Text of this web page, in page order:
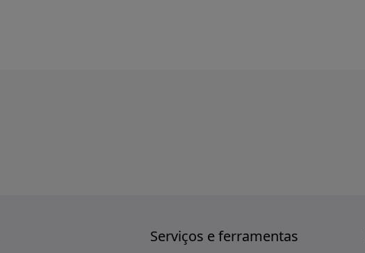
Serviços e ferramentas